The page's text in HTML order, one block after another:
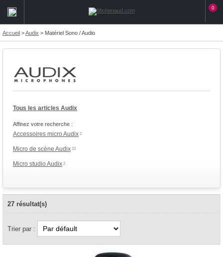
0
Accueil >Audix > Matériel Sono / Audio
Tous les articles Audix
Affinez votre recherche :
Accessoires micro Audix 2
Micro de scène Audix 23
Micro studio Audix 2
27 résultat(s)
Trier par :